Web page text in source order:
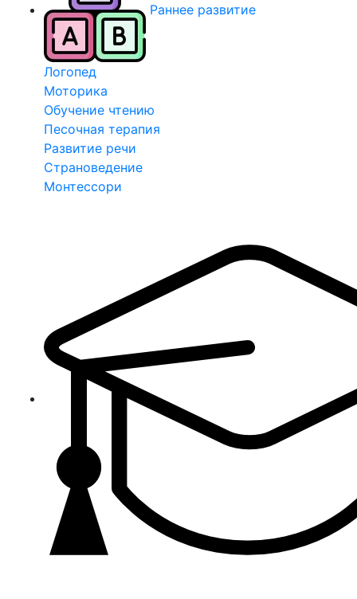
Раннее развитие
Логопед
Моторика
Обучение чтению
Песочная терапия
Развитие речи
Страноведение
Монтессори